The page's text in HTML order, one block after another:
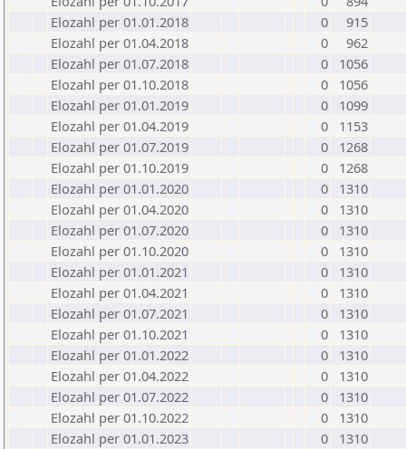
Elozahl per 01.01.2018
0
915
Elozahl per 01.04.2018
0
962
Elozahl per 01.07.2018
0
1056
Elozahl per 01.10.2018
0
1056
Elozahl per 01.01.2019
0
1099
Elozahl per 01.04.2019
0
1153
Elozahl per 01.07.2019
0
1268
Elozahl per 01.10.2019
0
1268
Elozahl per 01.01.2020
0
1310
Elozahl per 01.04.2020
0
1310
Elozahl per 01.07.2020
0
1310
Elozahl per 01.10.2020
0
1310
Elozahl per 01.01.2021
0
1310
Elozahl per 01.04.2021
0
1310
Elozahl per 01.07.2021
0
1310
Elozahl per 01.10.2021
0
1310
Elozahl per 01.01.2022
0
1310
Elozahl per 01.04.2022
0
1310
Elozahl per 01.07.2022
0
1310
Elozahl per 01.10.2022
0
1310
Elozahl per 01.01.2023
0
1310